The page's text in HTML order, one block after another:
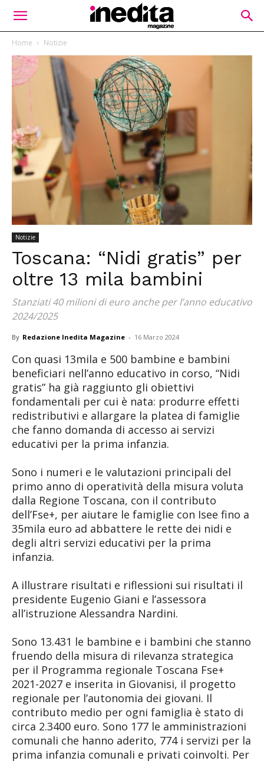
Home Notizie
Notizie
Toscana: “Nidi gratis” per
oltre 13 mila bambini
Stanziati 40 milioni di euro anche per l’anno educativo
2024/2025
By Redazione Inedita Magazine - 16 Marzo 2024
Con quasi 13mila e 500 bambine e bambini
beneficiari nell’anno educativo in corso, “Nidi
gratis” ha già raggiunto gli obiettivi
fondamentali per cui è nata: produrre effetti
redistributivi e allargare la platea di famiglie
che fanno domanda di accesso ai servizi
educativi per la prima infanzia.
Sono i numeri e le valutazioni principali del
primo anno di operatività della misura voluta
dalla Regione Toscana, con il contributo
dell’Fse+, per aiutare le famiglie con Isee fino a
35mila euro ad abbattere le rette dei nidi e
degli altri servizi educativi per la prima
infanzia.
A illustrare risultati e riflessioni sui risultati il
presidente Eugenio Giani e l’assessora
all’istruzione Alessandra Nardini.
Sono 13.431 le bambine e i bambini che stanno
fruendo della misura di rilevanza strategica
per il Programma regionale Toscana Fse+
2021-2027 e inserita in Giovanisi, il progetto
regionale per l’autonomia dei giovani. Il
contributo medio per ogni famiglia è stato di
circa 2.3400 euro. Sono 177 le amministrazioni
comunali che hanno aderito, 774 i servizi per la
prima infanzia comunali e privati coinvolti. Per